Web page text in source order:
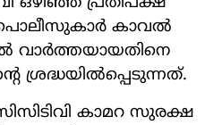
പൊലീസുകാര്‍ കാവല്‍
വാര്‍ത്തയായതിനെ
ശ്രദ്ധയില്‍പ്പെടുന്നത്.
കാമറ സുരക്ഷ